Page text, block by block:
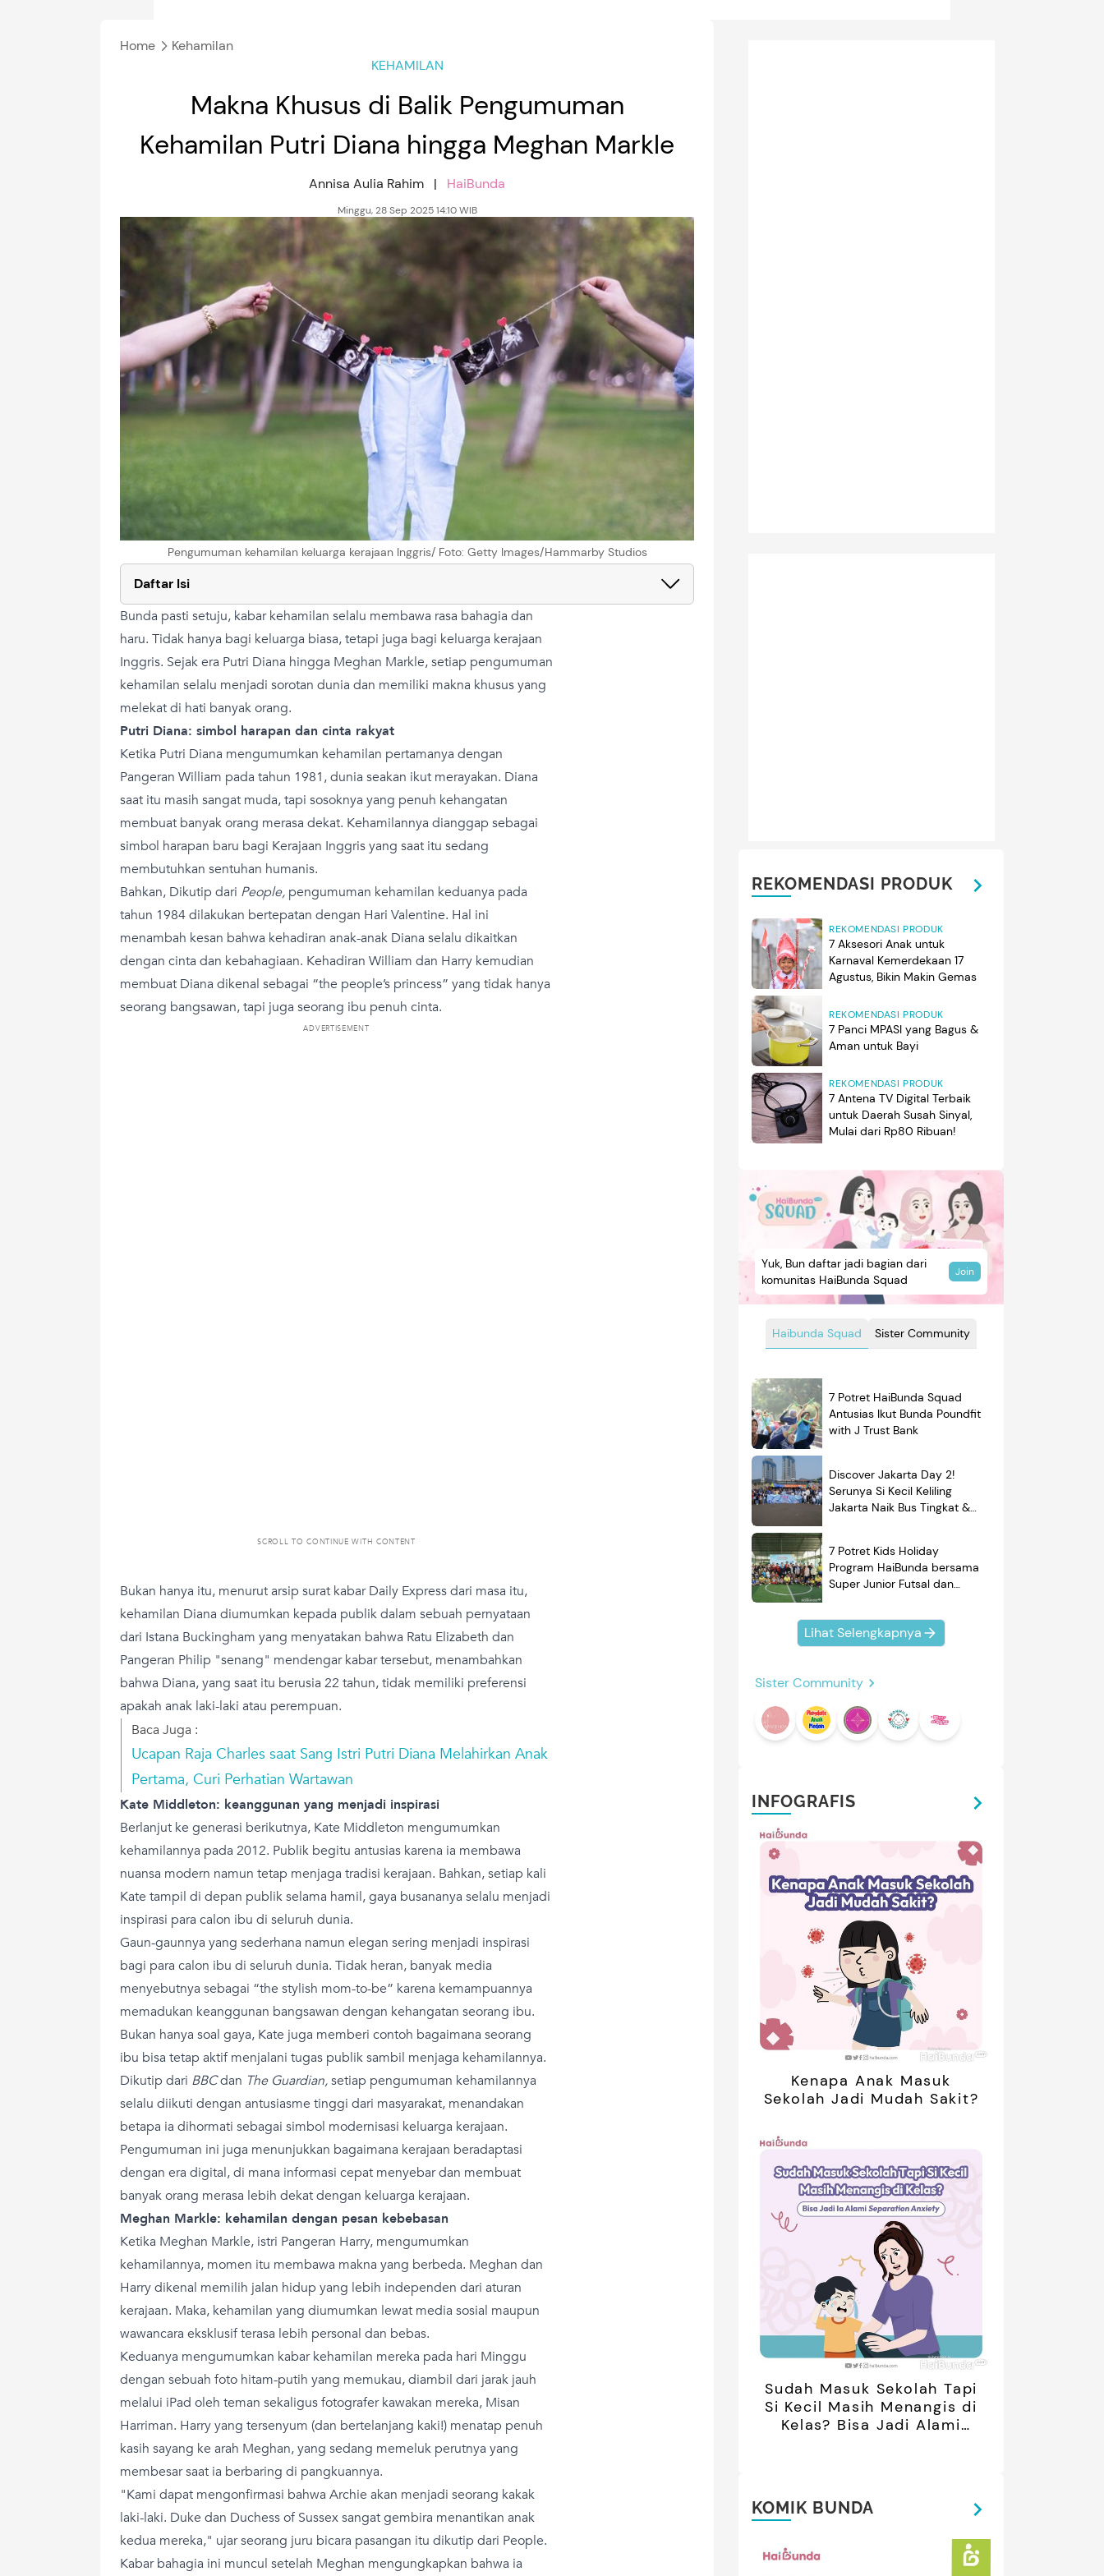
Home
Kehamilan
KEHAMILAN
Makna Khusus di Balik Pengumuman
Kehamilan Putri Diana hingga Meghan Markle
Annisa Aulia Rahim | HaiBunda
Minggu, 28 Sep 2025 14:10 WIB
Pengumuman kehamilan keluarga kerajaan Inggris/ Foto: Getty Images/Hammarby Studios
Daftar Isi
Bunda pasti setuju, kabar kehamilan selalu membawa rasa bahagia dan
haru. Tidak hanya bagi keluarga biasa, tetapi juga bagi keluarga kerajaan
Inggris. Sejak era Putri Diana hingga Meghan Markle, setiap pengumuman
kehamilan selalu menjadi sorotan dunia dan memiliki makna khusus yang
melekat di hati banyak orang.
Putri Diana: simbol harapan dan cinta rakyat
Ketika Putri Diana mengumumkan kehamilan pertamanya dengan
Pangeran William pada tahun 1981, dunia seakan ikut merayakan. Diana
saat itu masih sangat muda, tapi sosoknya yang penuh kehangatan
membuat banyak orang merasa dekat. Kehamilannya dianggap sebagai
simbol harapan baru bagi Kerajaan Inggris yang saat itu sedang
membutuhkan sentuhan humanis.
Bahkan, Dikutip dari People, pengumuman kehamilan keduanya pada
tahun 1984 dilakukan bertepatan dengan Hari Valentine. Hal ini
menambah kesan bahwa kehadiran anak-anak Diana selalu dikaitkan
dengan cinta dan kebahagiaan. Kehadiran William dan Harry kemudian
membuat Diana dikenal sebagai “the people’s princess” yang tidak hanya
seorang bangsawan, tapi juga seorang ibu penuh cinta.
ADVERTISEMENT
SCROLL TO CONTINUE WITH CONTENT
Bukan hanya itu, menurut arsip surat kabar Daily Express dari masa itu,
kehamilan Diana diumumkan kepada publik dalam sebuah pernyataan
dari Istana Buckingham yang menyatakan bahwa Ratu Elizabeth dan
Pangeran Philip "senang" mendengar kabar tersebut, menambahkan
bahwa Diana, yang saat itu berusia 22 tahun, tidak memiliki preferensi
apakah anak laki-laki atau perempuan.
Baca Juga :
Ucapan Raja Charles saat Sang Istri Putri Diana Melahirkan Anak
Pertama, Curi Perhatian Wartawan
Kate Middleton: keanggunan yang menjadi inspirasi
Berlanjut ke generasi berikutnya, Kate Middleton mengumumkan
kehamilannya pada 2012. Publik begitu antusias karena ia membawa
nuansa modern namun tetap menjaga tradisi kerajaan. Bahkan, setiap kali
Kate tampil di depan publik selama hamil, gaya busananya selalu menjadi
inspirasi para calon ibu di seluruh dunia.
Gaun-gaunnya yang sederhana namun elegan sering menjadi inspirasi
bagi para calon ibu di seluruh dunia. Tidak heran, banyak media
menyebutnya sebagai “the stylish mom-to-be” karena kemampuannya
memadukan keanggunan bangsawan dengan kehangatan seorang ibu.
Bukan hanya soal gaya, Kate juga memberi contoh bagaimana seorang
ibu bisa tetap aktif menjalani tugas publik sambil menjaga kehamilannya.
Dikutip dari BBCdan The Guardian,setiap pengumuman kehamilannya
selalu diikuti dengan antusiasme tinggi dari masyarakat, menandakan
betapa ia dihormati sebagai simbol modernisasi keluarga kerajaan.
Pengumuman ini juga menunjukkan bagaimana kerajaan beradaptasi
dengan era digital, di mana informasi cepat menyebar dan membuat
banyak orang merasa lebih dekat dengan keluarga kerajaan.
Meghan Markle: kehamilan dengan pesan kebebasan
Ketika Meghan Markle, istri Pangeran Harry, mengumumkan
kehamilannya, momen itu membawa makna yang berbeda. Meghan dan
Harry dikenal memilih jalan hidup yang lebih independen dari aturan
kerajaan. Maka, kehamilan yang diumumkan lewat media sosial maupun
wawancara eksklusif terasa lebih personal dan bebas.
Keduanya mengumumkan kabar kehamilan mereka pada hari Minggu
dengan sebuah foto hitam-putih yang memukau, diambil dari jarak jauh
melalui iPad oleh teman sekaligus fotografer kawakan mereka, Misan
Harriman. Harry yang tersenyum (dan bertelanjang kaki!) menatap penuh
kasih sayang ke arah Meghan, yang sedang memeluk perutnya yang
membesar saat ia berbaring di pangkuannya.
"Kami dapat mengonfirmasi bahwa Archie akan menjadi seorang kakak
laki-laki. Duke dan Duchess of Sussex sangat gembira menantikan anak
kedua mereka," ujar seorang juru bicara pasangan itu dikutip dari People.
Kabar bahagia ini muncul setelah Meghan mengungkapkan bahwa ia
REKOMENDASI PRODUK
REKOMENDASI PRODUK
7 Aksesori Anak untuk
Karnaval Kemerdekaan 17
Agustus, Bikin Makin Gemas
REKOMENDASI PRODUK
7 Panci MPASI yang Bagus &
Aman untuk Bayi
REKOMENDASI PRODUK
7 Antena TV Digital Terbaik
untuk Daerah Susah Sinyal,
Mulai dari Rp80 Ribuan!
Haibunda Squad Sister Community
Yuk, Bun daftar jadi bagian dari
komunitas HaiBunda Squad
Join
7 Potret HaiBunda Squad
Antusias Ikut Bunda Poundfit
with J Trust Bank
Discover Jakarta Day 2!
Serunya Si Kecil Keliling
Jakarta Naik Bus Tingkat &
7 Potret Kids Holiday
Program HaiBunda bersama
Super Junior Futsal dan
Kompak Banget!
Lihat Selengkapnya
Sister Community
INFOGRAFIS
Kenapa Anak Masuk
Sekolah Jadi Mudah Sakit?
Sudah Masuk Sekolah Tapi
Si Kecil Masih Menangis di
Kelas? Bisa Jadi Alami
KOMIK BUNDA